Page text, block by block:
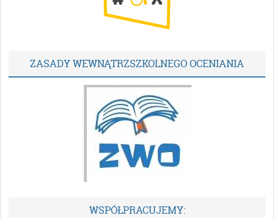
ZASADY WEWNĄTRZSZKOLNEGO OCENIANIA
WSPÓŁPRACUJEMY: